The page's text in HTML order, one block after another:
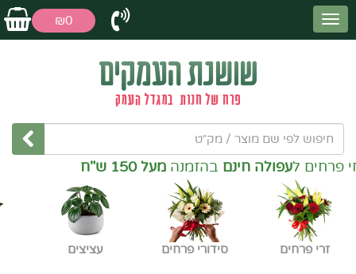
₪0
פרחים לעפולה חינםבהזמנהמעל 150 ש"ח
זרי פרחים סידורי פרחים עציצים